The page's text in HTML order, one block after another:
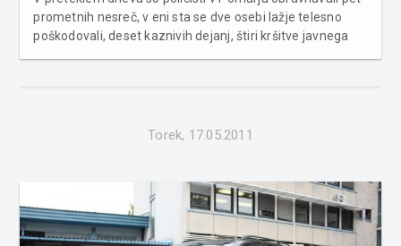
prometnih nesreč, v eni sta se dve osebi lažje telesno
poškodovali, deset kaznivih dejanj, štiri kršitve javnega
Torek, 17.05.2011